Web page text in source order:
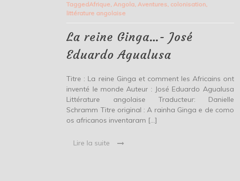
Ginga…-
Agualusa
TaggedAfrique,Angola,Aventures, colonisation,
littérature angolaise
La reine Ginga…- José
Eduardo Agualusa
Titre : La reine Ginga et comment les Africains ont
inventé le monde Auteur : José Eduardo Agualusa
Littérature angolaise Traducteur: Danielle
Schramm Titre original : A rainha Ginga e de como
os africanos inventaram […]
Lire la suite